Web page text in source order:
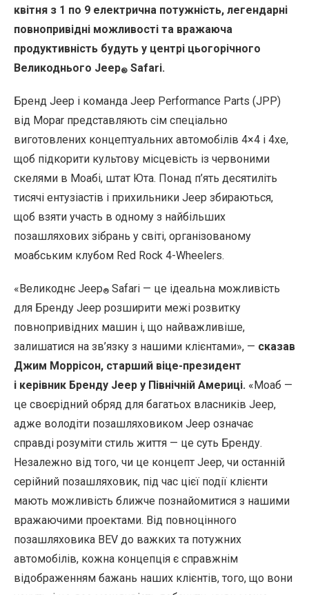
квітня з 1 по 9 електрична потужність, легендарні
повнопривідні можливості та вражаюча
продуктивність будуть у центрі цьогорічного
Великоднього Jeep® Safari.
Бренд Jeep і команда Jeep Performance Parts (JPP)
від Mopar представляють сім спеціально
виготовлених концептуальних автомобілів 4×4 і 4xe,
щоб підкорити культову місцевість із червоними
скелями в Моабі, штат Юта. Понад п’ять десятиліть
тисячі ентузіастів і прихильники Jeep збираються,
щоб взяти участь в одному з найбільших
позашляхових зібрань у світі, організованому
моабським клубом Red Rock 4-Wheelers.
«Великоднє Jeep® Safari — це ідеальна можливість
для Бренду Jeep розширити межі розвитку
повнопривідних машин і, що найважливіше,
залишатися на зв’язку з нашими клієнтами», — сказав
Джим Моррісон, старший віце-президент
і керівник Бренду Jeep у Північній Америці. «Моаб —
це своєрідний обряд для багатьох власників Jeep,
адже володіти позашляховиком Jeep означає
справді розуміти стиль життя — це суть Бренду.
Незалежно від того, чи це концепт Jeep, чи останній
серійний позашляховик, під час цієї події клієнти
мають можливість ближче познайомитися з нашими
вражаючими проектами. Від повноцінного
позашляховика BEV до важких та потужних
автомобілів, кожна концепція є справжнім
відображенням бажань наших клієнтів, того, що вони